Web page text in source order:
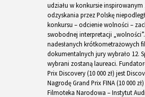
udziału w konkursie inspirowanym
odzyskania przez Polskę
konkursu – odcienie wolności –
swobodnej interpretacji
nadesłanych krótkometrażowych
dokumentalnych jury wybrało 12.
wybrani zostaną laureaci.
Prix Discovery (10 000 zł) jest
Nagrodę Grand Prix FINA (10 000
Filmoteka Narodowa – Instytut